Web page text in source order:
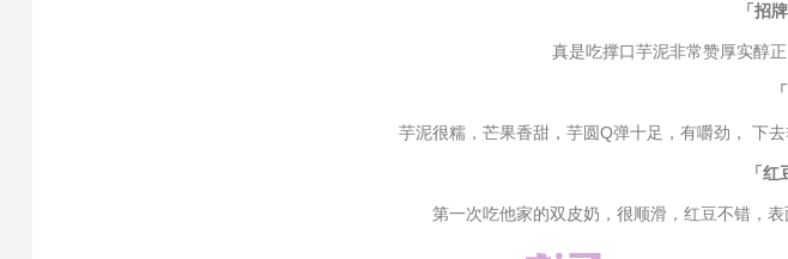
「招牌
真是吃撑口芋泥非常赞厚实醇正!
「
芋泥很糯，芒果香甜，芋圆Q弹十足，有嚼劲， 下去
「红豆
第一次吃他家的双皮奶，很顺滑，红豆不错，表